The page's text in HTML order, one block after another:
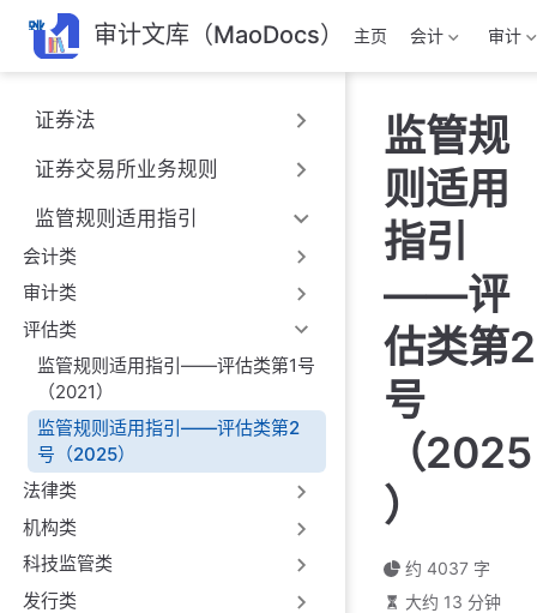
跳
至
主
內
容
审计文库（MaoDocs） 主页 会计 审计
证券法
证券交易所业务规则
监管规则适用指引
会计类
审计类
评估类
监管规则适用指引——评估类第1号
（2021）
监管规则适用指引——评估类第2
号（2025）
法律类
机构类
科技监管类
发行类
监管规
则适用
指引
——评
估类第2
号
（2025
）
约 4037 字
大约 13 分钟